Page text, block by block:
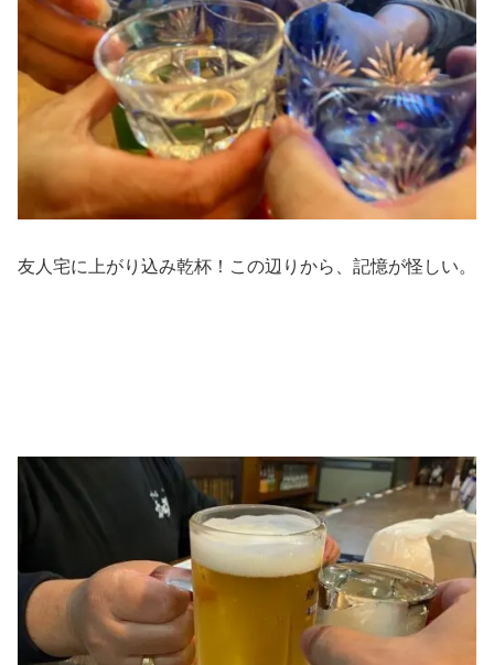
友人宅に上がり込み乾杯！この辺りから、記憶が怪しい。